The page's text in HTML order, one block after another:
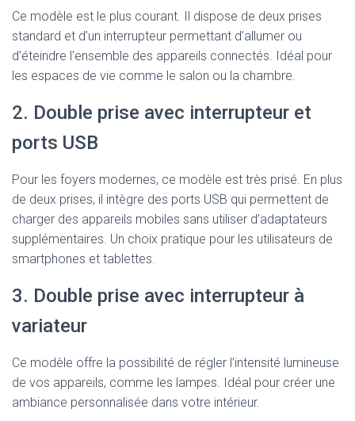
Ce modèle est le plus courant. Il dispose de deux prises
standard et d’un interrupteur permettant d’allumer ou
d’éteindre l’ensemble des appareils connectés. Idéal pour
les espaces de vie comme le salon ou la chambre.
2. Double prise avec interrupteur et
ports USB
Pour les foyers modernes, ce modèle est très prisé. En plus
de deux prises, il intègre des ports USB qui permettent de
charger des appareils mobiles sans utiliser d’adaptateurs
supplémentaires. Un choix pratique pour les utilisateurs de
smartphones et tablettes.
3. Double prise avec interrupteur à
variateur
Ce modèle offre la possibilité de régler l’intensité lumineuse
de vos appareils, comme les lampes. Idéal pour créer une
ambiance personnalisée dans votre intérieur.